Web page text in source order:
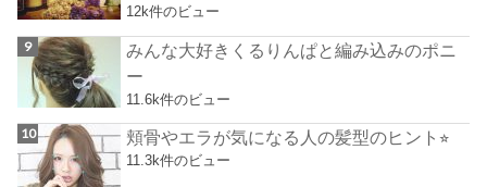
12k件のビュー
みんな大好きくるりんぱと編み込みのポニ
ー
11.6k件のビュー
頬骨やエラが気になる人の髪型のヒント⭐︎
11.3k件のビュー